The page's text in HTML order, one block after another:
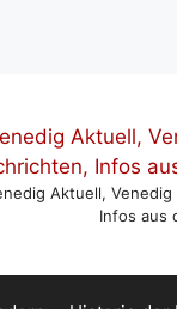
Aktuell,
Infos aus